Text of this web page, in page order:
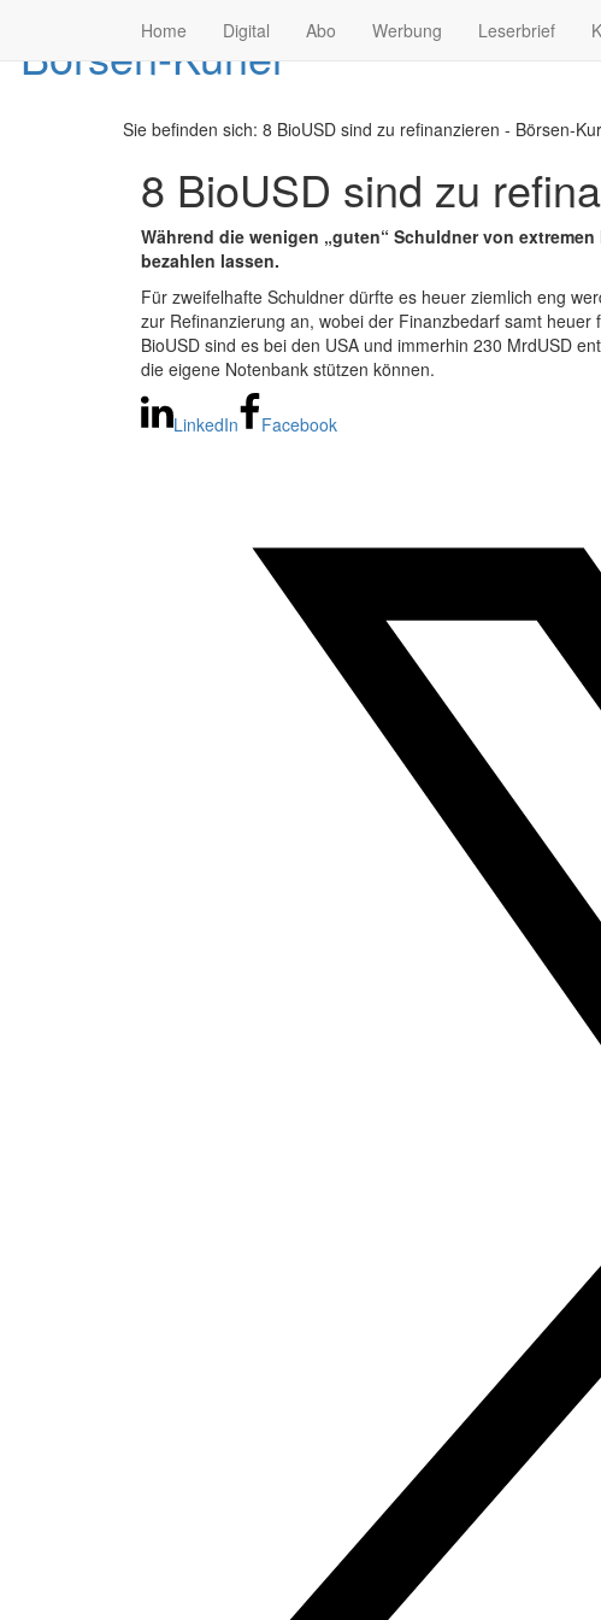
Home Digital Abo Werbung Leserbrief
Sie befinden sich: 8 BioUSD sind zu refinanzieren - Börsen-
8 BioUSD sind zu
Während die wenigen „guten“ Schuldner von
bezahlen lassen.
Für zweifelhafte Schuldner dürfte es heuer ziemlich eng
zur Refinanzierung an, wobei der Finanzbedarf samt
BioUSD sind es bei den USA und immerhin 230 MrdUSD
die eigene Notenbank stützen können.
LinkedIn Facebook